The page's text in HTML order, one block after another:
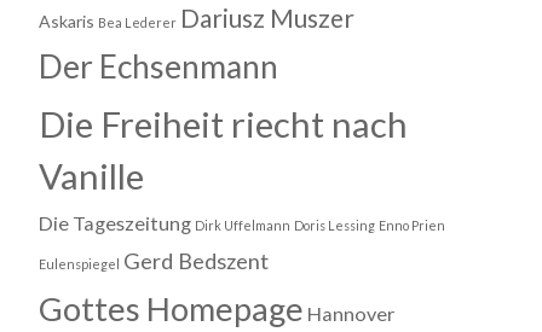
Askaris Bea Lederer Dariusz Muszer
Der Echsenmann
Die Freiheit riecht nach
Vanille
Die Tageszeitung Dirk Uffelmann Doris Lessing Enno Prien
Eulenspiegel Gerd Bedszent
Gottes Homepage Hannover